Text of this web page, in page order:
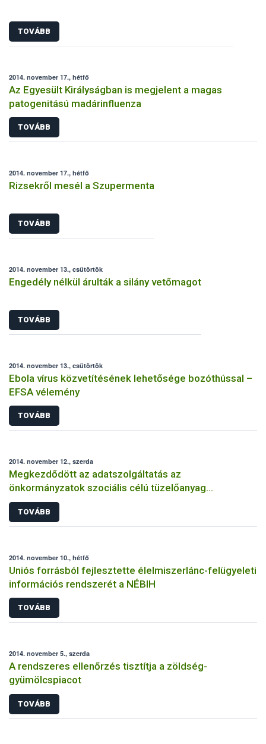
TOVÁBB
2014. november 17., hétfő
Az Egyesült Királyságban is megjelent a magas
patogenitású madárinfluenza
TOVÁBB
2014. november 17., hétfő
Rizsekről mesél a Szupermenta
TOVÁBB
2014. november 13., csütörtök
Engedély nélkül árulták a silány vetőmagot
TOVÁBB
2014. november 13., csütörtök
Ebola vírus közvetítésének lehetősége bozóthússal –
EFSA vélemény
TOVÁBB
2014. november 12., szerda
Megkezdődött az adatszolgáltatás az
önkormányzatok szociális célú tüzelőanyag
vásárlásához
TOVÁBB
2014. november 10., hétfő
Uniós forrásból fejlesztette élelmiszerlánc-felügyeleti
információs rendszerét a NÉBIH
TOVÁBB
2014. november 5., szerda
A rendszeres ellenőrzés tisztítja a zöldség-
gyümölcspiacot
TOVÁBB